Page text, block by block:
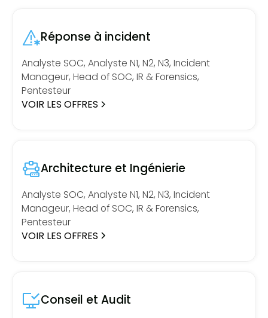
Réponse à incident
Analyste SOC, Analyste N1, N2, N3, Incident
Manageur, Head of SOC, IR & Forensics,
Pentesteur
VOIR LES OFFRES
Architecture et Ingénierie
Analyste SOC, Analyste N1, N2, N3, Incident
Manageur, Head of SOC, IR & Forensics,
Pentesteur
VOIR LES OFFRES
Conseil et Audit